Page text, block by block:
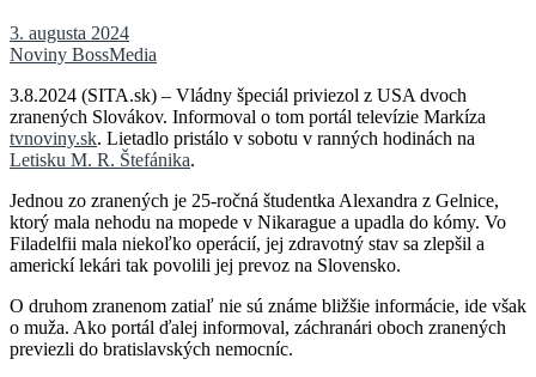
3. augusta 2024
Noviny BossMedia
3.8.2024 (SITA.sk) – Vládny špeciál priviezol z USA dvoch
zranených Slovákov. Informoval o tom portál televízie Markíza
tvnoviny.sk. Lietadlo pristálo v sobotu v ranných hodinách na
Letisku M. R. Štefánika.
Jednou zo zranených je 25-ročná študentka Alexandra z Gelnice,
ktorý mala nehodu na mopede v Nikarague a upadla do kómy. Vo
Filadelfii mala niekoľko operácií, jej zdravotný stav sa zlepšil a
americkí lekári tak povolili jej prevoz na Slovensko.
O druhom zranenom zatiaľ nie sú známe bližšie informácie, ide však
o muža. Ako portál ďalej informoval, záchranári oboch zranených
previezli do bratislavských nemocníc.